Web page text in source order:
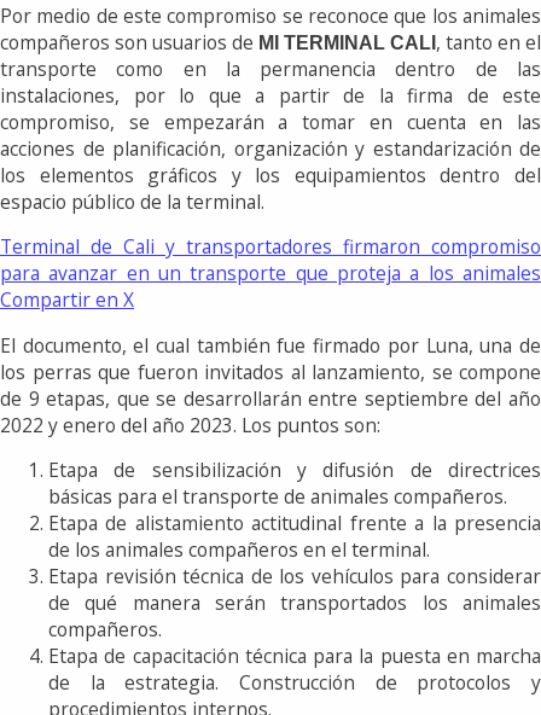
Por medio de este compromiso se reconoce que los animales
compañeros son usuarios de MI TERMINAL CALI , tanto en el
transporte como en la permanencia dentro de las
instalaciones, por lo que a partir de la firma de este
compromiso, se empezarán a tomar en cuenta en las
acciones de planificación, organización y estandarización de
los elementos gráficos y los equipamientos dentro del
espacio público de la terminal.
Terminal de Cali y transportadores firmaron compromiso
para avanzar en un transporte que proteja a los animales
Compartir en X
El documento, el cual también fue firmado por Luna, una de
los perras que fueron invitados al lanzamiento, se compone
de 9 etapas, que se desarrollarán entre septiembre del año
2022 y enero del año 2023. Los puntos son:
Etapa de sensibilización y difusión de directrices
básicas para el transporte de animales compañeros.
Etapa de alistamiento actitudinal frente a la presencia
de los animales compañeros en el terminal.
Etapa revisión técnica de los vehículos para considerar
de qué manera serán transportados los animales
compañeros.
Etapa de capacitación técnica para la puesta en marcha
de la estrategia. Construcción de protocolos y
procedimientos internos.